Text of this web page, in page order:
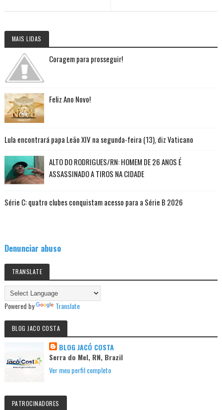
MAIS LIDAS
Coragem para prosseguir!
Feliz Ano Novo!
Lula encontrará papa Leão XIV na segunda-feira (13), diz Vaticano
ALTO DO RODRIGUES/RN: HOMEM DE 26 ANOS É
ASSASSINADO A TIROS NA CIDADE
Série C: quatro clubes conquistam acesso para a Série B 2026
Denunciar abuso
TRANSLATE
Powered by Translate
BLOG JACO COSTA
BLOG JACÓ COSTA
Serra do Mel, RN, Brazil
Ver meu perfil completo
PATROCINADORES